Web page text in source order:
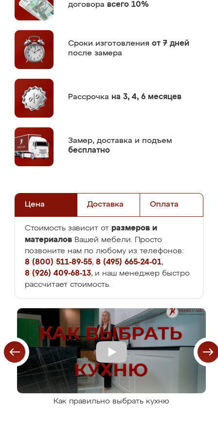
договора всего 10%
Сроки изготовления от 7 дней
после замера
Рассрочка на 3, 4, 6 месяцев
Замер, доставка и подъем
бесплатно
Цена Доставка Оплата
Стоимость зависит от размеров и
материалов Вашей мебели. Просто
позвоните нам по любому из телефонов:
8 (800) 511-89-55, 8 (495) 665-24-01,
8 (926) 409-68-13, и наш менеджер быстро
рассчитает стоимость.
Как правильно выбрать кухню